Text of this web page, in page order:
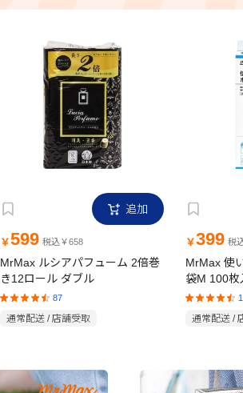
追加
￥ 599 税込￥658
MrMax ルシアパフューム 2倍巻
き12ロール ダブル
87
通常配送 / 店舗受取
￥399 税
MrMax 使
袋M 100枚
通常配送 /